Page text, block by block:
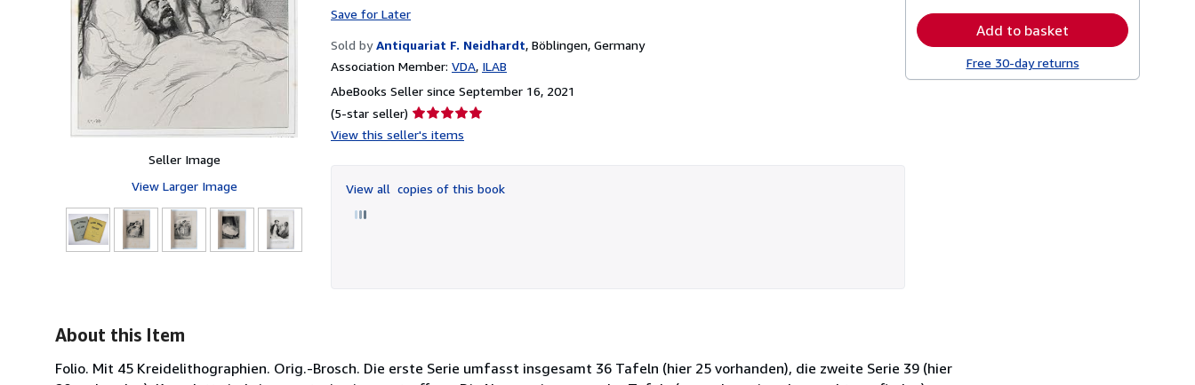
Seller Image
View Larger Image
Save for Later
Sold by Antiquariat F. Neidhardt, Böblingen, Germany
Association Member: VDA ILAB
AbeBooks Seller since September 16, 2021
(5-star seller) Seller
rating
of
5
View this seller's items
View all copies of this book
Add to basket
Free 30-day returns
About this Item
Folio. Mit 45 Kreidelithographien. Orig.-Brosch. Die erste Serie umfasst insgesamt 36 Tafeln (hier 25 vorhanden), die zweite Serie 39 (hier